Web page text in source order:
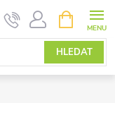
HLEDAT
NÁKUPNÍ
KOŠÍK